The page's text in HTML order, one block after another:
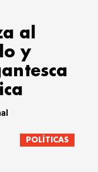
al
y
POLÍTICAS